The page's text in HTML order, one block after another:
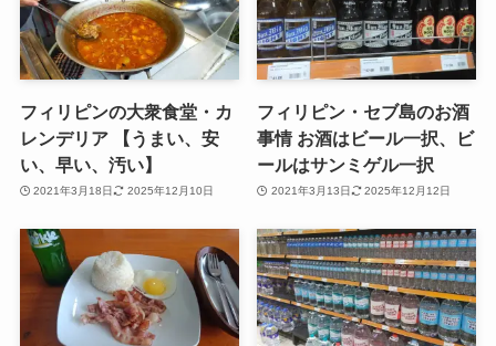
フィリピンの大衆食堂・カ
レンデリア 【うまい、安
い、早い、汚い】
2021年3月18日 2025年12月10日
フィリピン・セブ島のお酒
事情 お酒はビール一択、ビ
ールはサンミゲル一択
2021年3月13日 2025年12月12日